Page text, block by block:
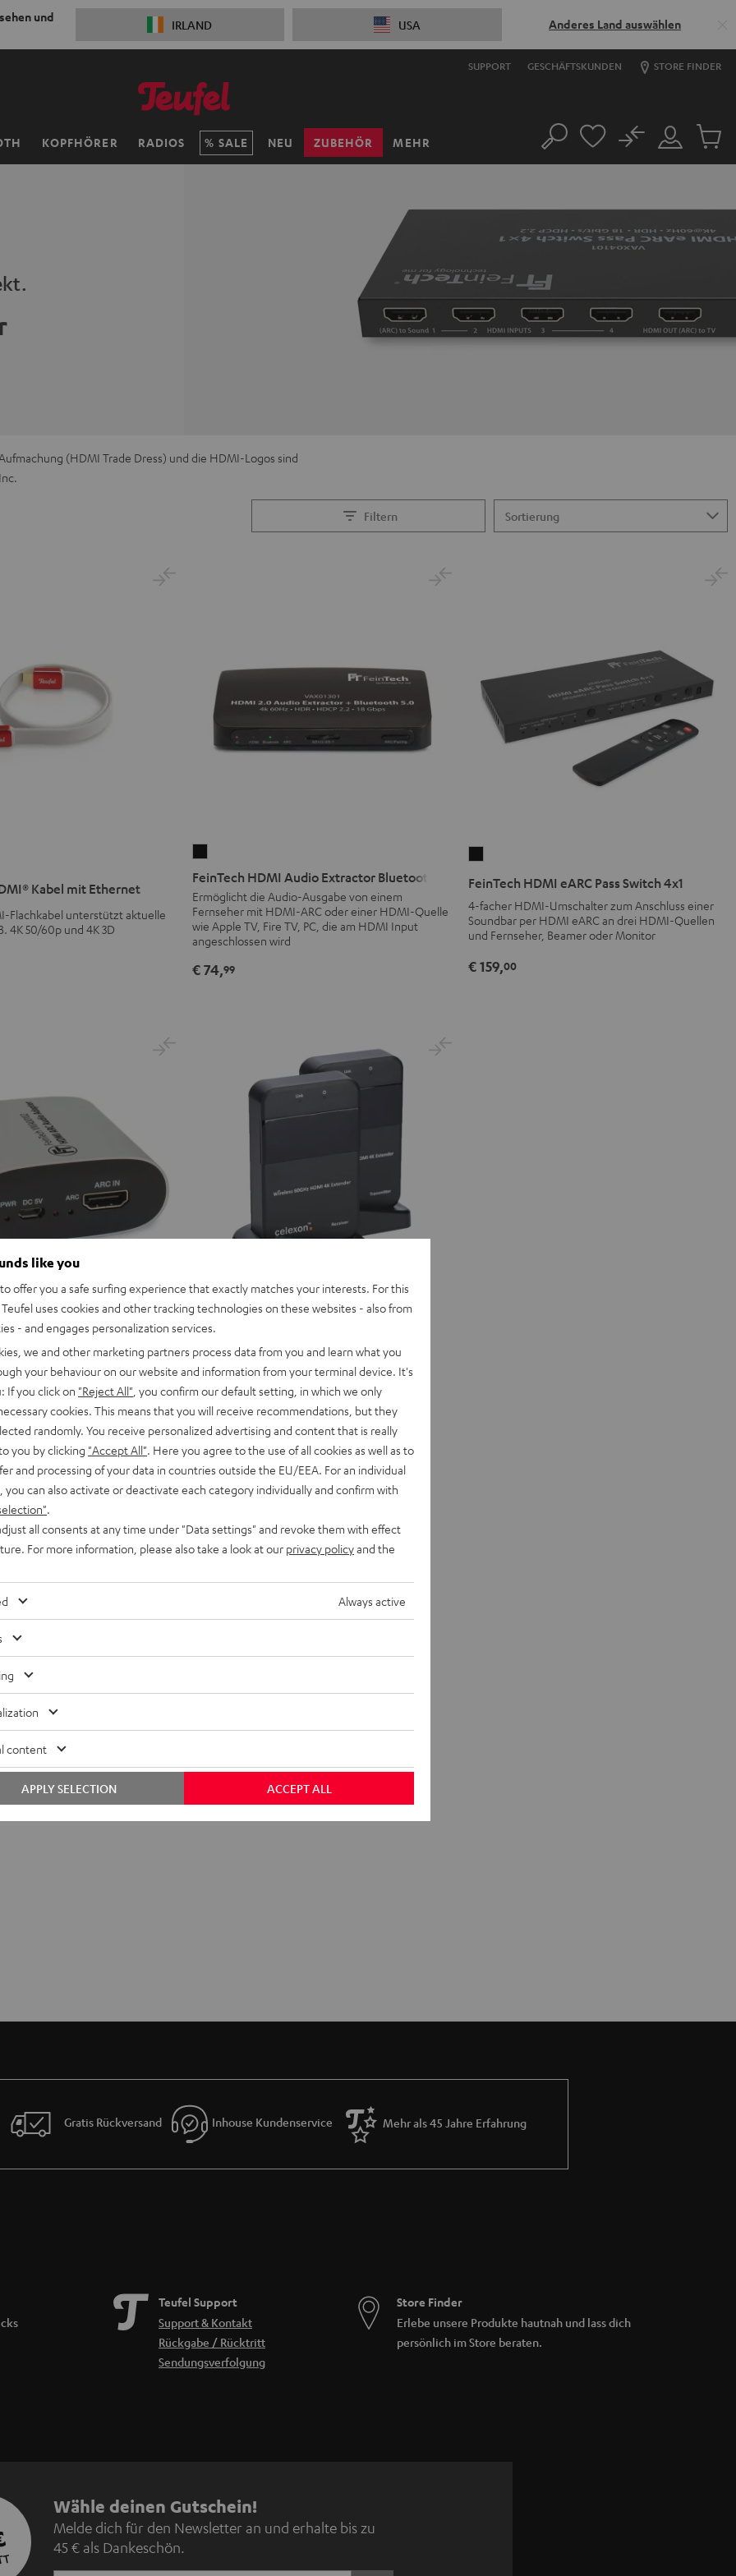
und
IRLAND USA Anderes Land auswählen
SUPPORT GESCHÄFTSKUNDEN STORE FINDER
KOPFHÖRER RADIOS SALE NEU ZUBEHÖR MEHR Suche
Mein
Konto
No
Artikel
(HDMI Trade Dress) und die HDMI-Logos sind
Filtern
Kabel mit Ethernet
Flachkabel unterstützt aktuelle
4K 50/60p und 4K 3D
HDMI
Audio
Extractor
Bluetooth
Schwarz
FeinTech HDMI Audio Extractor Bluetooth
Ermöglicht die Audio-Ausgabe von einem
Fernseher mit HDMI-ARC oder einer HDMI-Quelle
wie Apple TV, Fire TV, PC, die am HDMI Input
angeschlossen wird
€ 74,99
Pass
Switch
Schwarz
FeinTech HDMI eARC Pass Switch 4x1
4-facher HDMI-Umschalter zum Anschluss einer
Soundbar per HDMI eARC an drei HDMI-Quellen
und Fernseher, Beamer oder Monitor
€ 159,00
ARC Audio TV-Adapter
Aktivlautsprecher und
ARC-Anschluss deines
celexon
Wireless
HDMI
Kit
Schwarz
celexon Wireless HDMI Kit
Wireless-HDMI für TV, Monitor & Beamer
€ 229,99
Gratis Rückversand Inhouse Kundenservice Mehr als 45 Jahre Erfahrung
Teufel Support
Support & Kontakt
Rückgabe / Rücktritt
Sendungsverfolgung
Store Finder
Erlebe unsere Produkte hautnah und lass dich
persönlich im Store beraten.
N
e
Wähle deinen Gutschein!
Melde dich für den Newsletter an und erhalte bis zu
45 € als Dankeschön.
like you
offer you a safe surfing experience that exactly matches your interests. For this
uses cookies and other tracking technologies on these websites - also from
- and engages personalization services.
we and other marketing partners process data from you and learn what you
your behaviour on our website and information from your terminal device. It's
If you click on "Reject All" , you confirm our default setting, in which we only
cookies. This means that you will receive recommendations, but they
randomly. You receive personalized advertising and content that is really
you by clicking "Accept All". Here you agree to the use of all cookies as well as to
and processing of your data in countries outside the EU/EEA. For an individual
you can also activate or deactivate each category individually and confirm with
.
all consents at any time under "Data settings" and revoke them with effect
For more information, please also take a look at our privacy policyand the
Always active
content
ACCEPT ALL
APPLY SELECTION